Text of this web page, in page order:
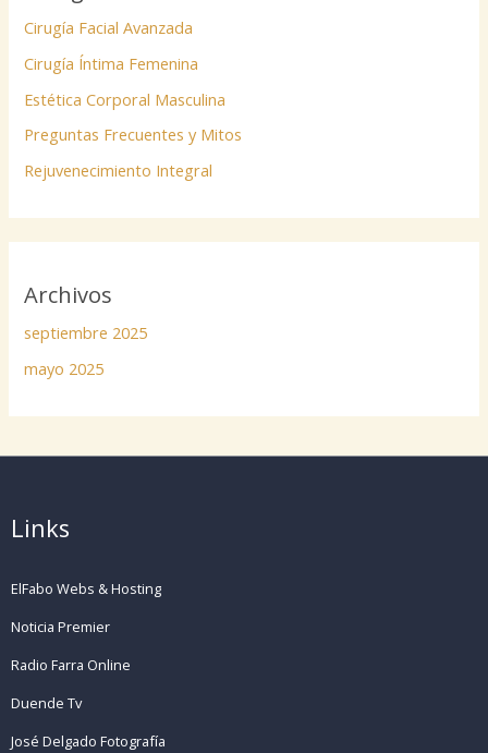
Cirugía Facial Avanzada
Cirugía Íntima Femenina
Estética Corporal Masculina
Preguntas Frecuentes y Mitos
Rejuvenecimiento Integral
Archivos
septiembre 2025
mayo 2025
Links
ElFabo Webs & Hosting
Noticia Premier
Radio Farra Online
Duende Tv
José Delgado Fotografía